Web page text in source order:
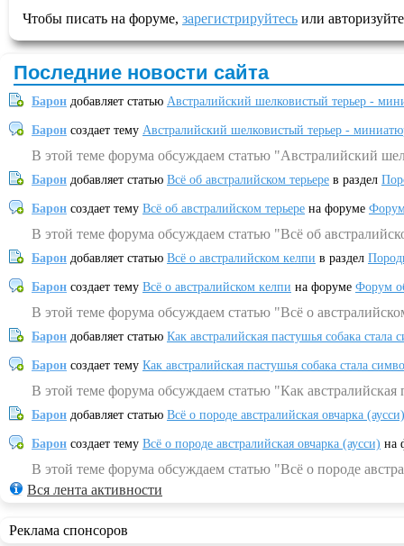
Чтобы писать на форуме, зарегистрируйтесь или
Последние новости сайта
Барон добавляет статью Австралийский шелковистый терьер -
Барон создает тему Австралийский шелковистый терьер -
В этой теме форума обсуждаем статью "Австралийский
Барон добавляет статью Всё об австралийском терьере в раздел
Барон создает тему Всё об австралийском терьере на форуме
В этой теме форума обсуждаем статью "Всё об
Барон добавляет статью Всё о австралийском келпи в раздел
Барон создает тему Всё о австралийском келпи на форуме Форум
В этой теме форума обсуждаем статью "Всё о
Барон добавляет статью Как австралийская пастушья собака
Барон создает тему Как австралийская пастушья собака стала
В этой теме форума обсуждаем статью "Как
Барон добавляет статью Всё о породе австралийская овчарка (аусси)
Барон создает тему Всё о породе австралийская овчарка (аусси) на
В этой теме форума обсуждаем статью "Всё о породе
Вся лента активности
Реклама спонсоров